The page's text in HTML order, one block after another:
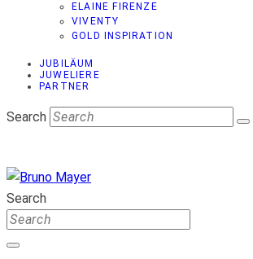
ELAINE FIRENZE
VIVENTY
GOLD INSPIRATION
JUBILÄUM
JUWELIERE
PARTNER
Search
Search